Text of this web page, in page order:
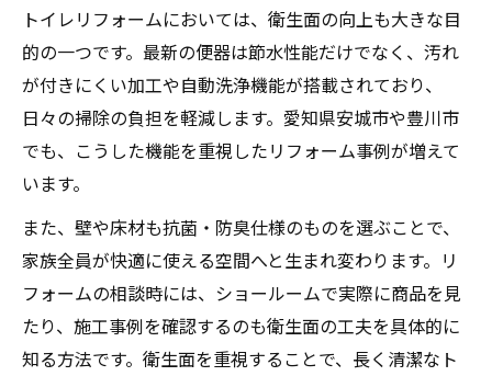
トイレリフォームにおいては、衛生面の向上も大きな目
的の一つです。最新の便器は節水性能だけでなく、汚れ
が付きにくい加工や自動洗浄機能が搭載されており、
日々の掃除の負担を軽減します。愛知県安城市や豊川市
でも、こうした機能を重視したリフォーム事例が増えて
います。
また、壁や床材も抗菌・防臭仕様のものを選ぶことで、
家族全員が快適に使える空間へと生まれ変わります。リ
フォームの相談時には、ショールームで実際に商品を見
たり、施工事例を確認するのも衛生面の工夫を具体的に
知る方法です。衛生面を重視することで、長く清潔なト